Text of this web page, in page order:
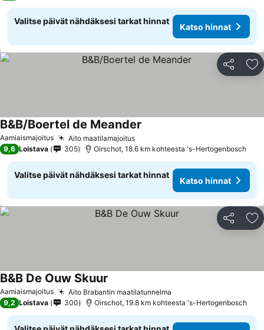
Valitse päivät nähdäksesi tarkat hinnat
Katso hinnat
Jaa
Aamiaismajoitus Aito maatilamajoitusKatso hinnat
B&B/Boertel de Meander
9,6 Loistava 305 Oirschot, 18.6 km kohteesta 's-Hertogenbosch
Valitse päivät nähdäksesi tarkat hinnat
Katso hinnat
Jaa
Aamiaismajoitus Aito Brabantin maatilatunnelma
B&B De Ouw Skuur
9,2 Loistava 300 Oirschot, 19.8 km kohteesta 's-Hertogenbosch